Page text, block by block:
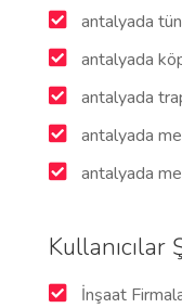
antalyada
antalyada
antalyada
antalyada
antalyada
Kullanıcılar
İnşaat